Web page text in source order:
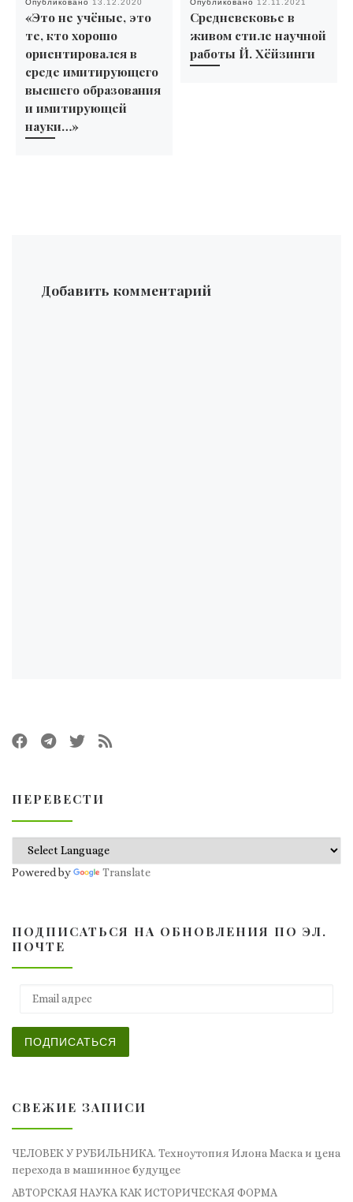
Опубликовано 13.12.2020
«Это не учёные, это
те, кто хорошо
ориентировался в
среде имитирующего
высшего образования
и имитирующей
науки…»
Опубликовано 12.11.2021
Средневековье в
живом стиле научной
работы Й. Хёйзинги
Добавить комментарий
ПЕРЕВЕСТИ
Powered by Translate
ПОДПИСАТЬСЯ НА ОБНОВЛЕНИЯ ПО ЭЛ.
ПОЧТЕ
ПОДПИСАТЬСЯ
СВЕЖИЕ ЗАПИСИ
ЧЕЛОВЕК У РУБИЛЬНИКА. Техноутопия Илона Маска и цена
перехода в машинное будущее
АВТОРСКАЯ НАУКА КАК ИСТОРИЧЕСКАЯ ФОРМА